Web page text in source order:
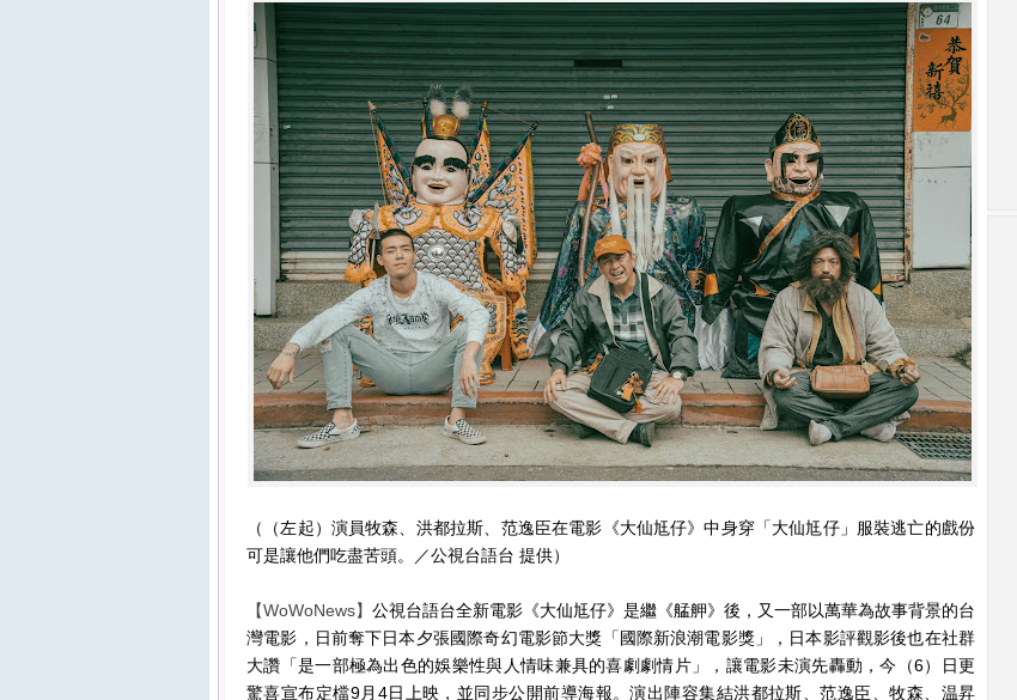
（（左起）演員牧森、洪都拉斯、范逸臣在電影《大仙尪仔》中身穿「大仙尪仔」服裝逃亡的戲份
可是讓他們吃盡苦頭。／公視台語台 提供）
【WoWoNews】 公視台語台全新電影《大仙尪仔》是繼《艋舺》後，又一部以萬華為故事背景的台
灣電影，日前奪下日本夕張國際奇幻電影節大獎「國際新浪潮電影獎」，日本影評觀影後也在社群
大讚「是一部極為出色的娛樂性與人情味兼具的喜劇劇情片」，讓電影未演先轟動，今（6）日更
驚喜宣布定檔9月4日上映，並同步公開前導海報。演出陣容集結洪都拉斯、范逸臣、牧森、温昇